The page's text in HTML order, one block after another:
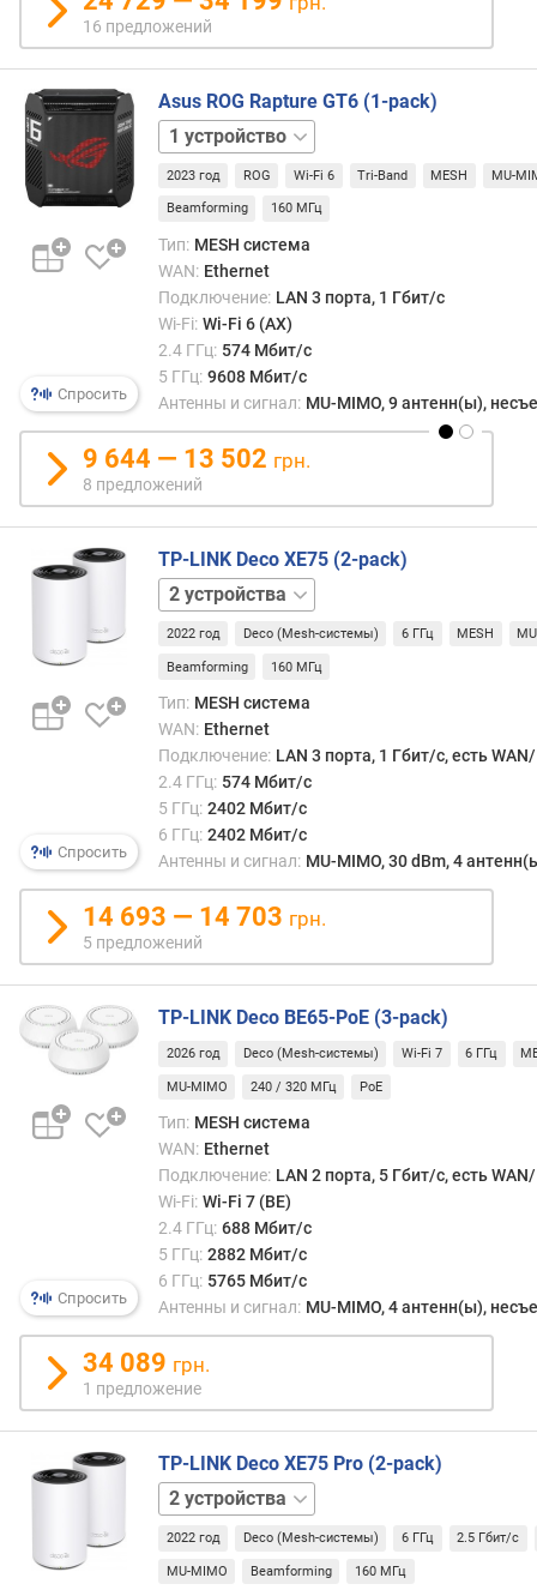
р
в
к
о
р
о
с
N
п
о
р
т
о
к
-
о
L
р
т
о
в
с
к
о
р
с
т
п
о
р
т
о
в
и
з
х
16 предложений
Спросить
Asus ROG Rapture GT6 (1-pack)
устройства
2023 год ROG Wi-Fi 6 Tri-Band MESH MU-
Beamforming 160 МГц
Тип: MESH система
WAN: Ethernet
Подключение: LAN 3 порта, 1 Гбит/с
Wi-Fi: Wi-Fi 6 (AX)
2.4 ГГц: 574 Мбит/с
5 ГГц: 9608 Мбит/с
Антенны и сигнал: MU-MIMO, 9 антенн(ы),
9 644 — 13 502 грн.
8 предложений
Спросить
TP-LINK Deco XE75 (2-pack)
устройство3
устройства
2022 год Deco (Mesh-системы) 6 ГГц MESH
Beamforming 160 МГц
Тип: MESH система
WAN: Ethernet
Подключение: LAN 3 порта, 1 Гбит/с, есть
2.4 ГГц: 574 Мбит/с
5 ГГц: 2402 Мбит/с
6 ГГц: 2402 Мбит/с
Антенны и сигнал: MU-MIMO, 30 dBm, 4
14 693 — 14 703 грн.
5 предложений
Спросить
TP-LINK Deco BE65-PoE (3-pack)
2026 год Deco (Mesh-системы) Wi-Fi 7 6 ГГц
MU-MIMO 240 / 320 МГц PoE
Тип: MESH система
WAN: Ethernet
Подключение: LAN 2 порта, 5 Гбит/с, есть
Wi-Fi: Wi-Fi 7 (BE)
2.4 ГГц: 688 Мбит/с
5 ГГц: 2882 Мбит/с
6 ГГц: 5765 Мбит/с
Антенны и сигнал: MU-MIMO, 4 антенн(ы),
34 089 грн.
1 предложение
TP-LINK Deco XE75 Pro (2-pack)
устройство3
устройства
2022 год Deco (Mesh-системы) 6 ГГц 2.5 Гбит/с
MU-MIMO Beamforming 160 МГц